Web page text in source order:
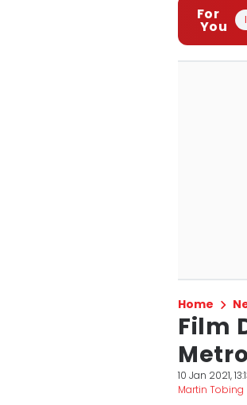
For
You
Home
Film
10 Jan 2021,
Martin Tobing